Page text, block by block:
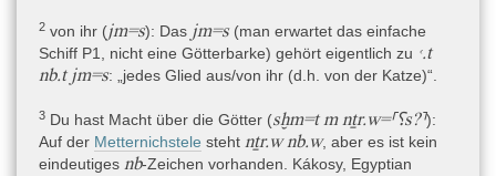
Spruch gegen Gift in einer Katze:Reaktive/kurative Magie,
Beschwörung, Gift, Katze; rʾ-Spruch
„Spruch“ zur Rettung einer von Schlangen- oder Skorpiongift
befallenen Katze. Re, Schu und Isis werden angerufen, um die
mythische Patientin, ihre Verwandte, zu retten.
2 von ihr (jm=s): Das jm=s(man erwartet das einfache
Schiff P1, nicht eine Götterbarke) gehört eigentlich zu ꜥ.t
nb.t jm=s: „jedes Glied aus/von ihr (d.h. von der Katze)“.
3 Du hast Macht über die Götter (sḫm=t m nṯr.w=⸢⸮s?⸣):
Auf der Metternichstele steht nṯr.w nb.w, aber es ist kein
eindeutiges nb-Zeichen vorhanden. Kákosy, Egyptian